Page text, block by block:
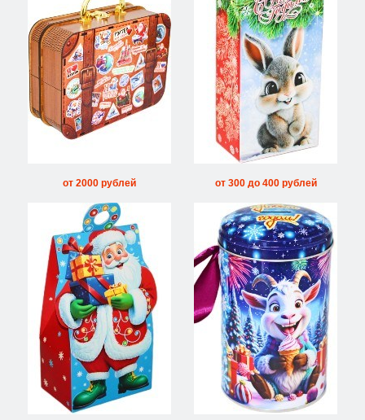
от 2000 рублей от 300 до 400 рублей